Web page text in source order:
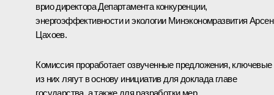
врио директора Департамента конкуренции,
энергоэффективности и экологии Минэкономразвития Арсен
Цахоев.
Комиссия проработает озвученные предложения, ключевые
из них лягут в основу инициатив для доклада главе
государства, а также для разработки мер